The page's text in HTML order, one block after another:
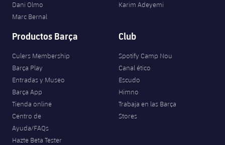
Dani Olmo
Marc Bernal
Karim Adeyemi
Productos Barça
Culers Membership
Barça Play
Entradas y Museo
Barça App
Tienda online
Centro de
Ayuda/FAQs
Hazte Beta Tester
Club
Spotify Camp Nou
Canal ético
Escudo
Himno
Trabaja en las Barça
Stores